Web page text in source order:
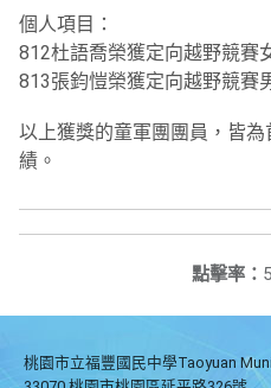
個人項目：
812杜語喬榮獲定向越野競賽
813張鈞愷榮獲定向越野競賽
以上獲獎的童軍團團員，皆
績。
點擊率：
桃園市立福豐國民中學Taoyuan